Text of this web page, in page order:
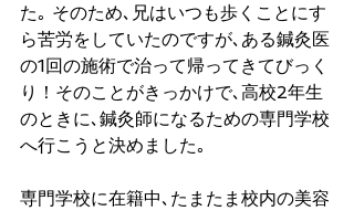
た｡ そのため､兄はいつも歩くことにす
ら苦労をしていたのですが､ある鍼灸医
の1回の施術で治って帰ってきてびっく
り！そのことがきっかけで､高校2年生
のときに､鍼灸師になるための専門学校
へ行こうと決めました｡
専門学校に在籍中､たまたま校内の美容